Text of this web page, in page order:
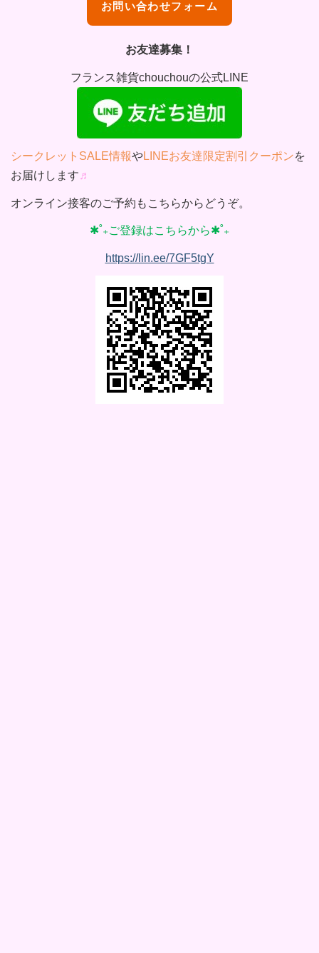
お問い合わせフォーム
お友達募集！
フランス雑貨chouchouの公式LINE
シークレットSALE情報やLINEお友達限定割引クーポンを
お届けします♬
オンライン接客のご予約もこちらからどうぞ。
✱˚₊ご登録はこちらから✱˚₊
https://lin.ee/7GF5tgY